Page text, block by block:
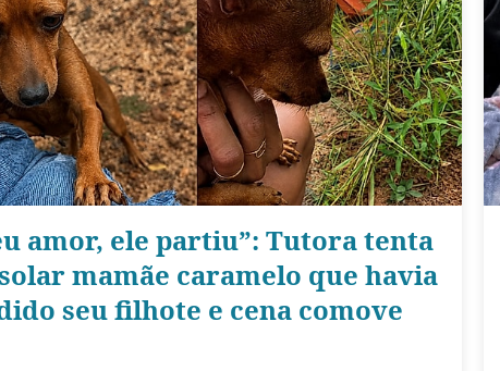
amor, ele partiu”: Tutora tenta
mamãe caramelo que havia
seu filhote e cena comove